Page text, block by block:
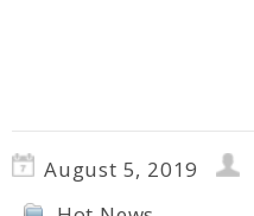
August 5, 2019